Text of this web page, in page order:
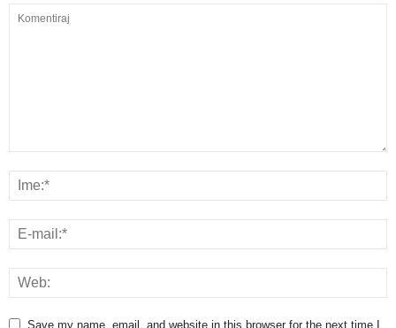
Save my name, email, and website in this browser for the next time I